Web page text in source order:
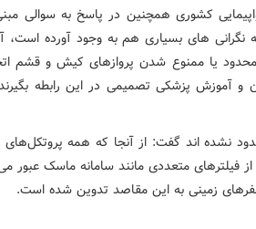
کشوری همچنین در پاسخ به سوالی
های بسیاری هم به وجود آورده است،
یا ممنوع شدن پروازهای کیش و قشم
و آموزش پزشکی تصمیمی در این رابطه
نشده اند گفت: از آنجا که همه
فیلترهای متعددی مانند سامانه ماسک عبور
سفرهای زمینی به این مقاصد تدوین شده است.